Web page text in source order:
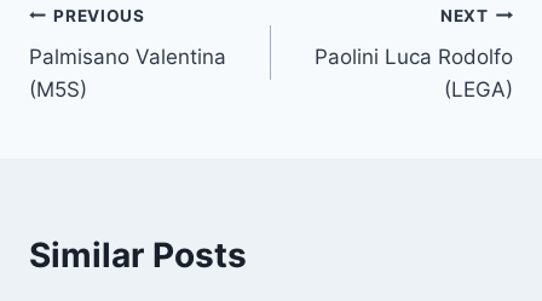
T
a
g
Post
navigation
PREVIOUS
Palmisano Valentina
(M5S)
NEXT
Paolini Luca Rodolfo
(LEGA)
Similar Posts